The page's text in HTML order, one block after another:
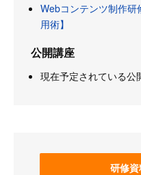
Webコンテンツ制作
用術】
公開講座
現在予定されている公
研修